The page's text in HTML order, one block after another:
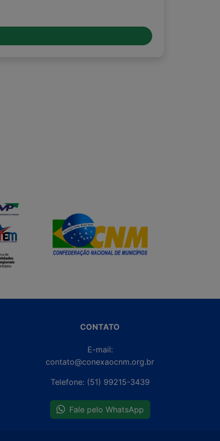
CONTATO
E-mail:
contato@conexaocnm.org.br
Telefone: (51) 99215-3439
Fale pelo WhatsApp